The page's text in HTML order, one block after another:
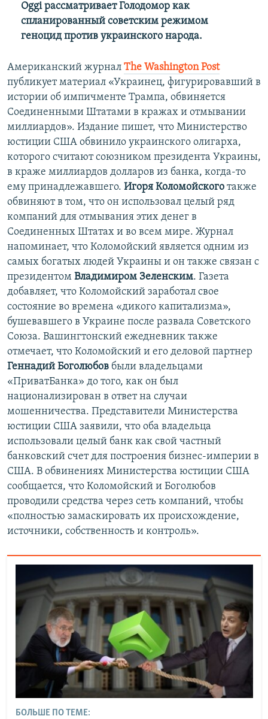
Oggi рассматривает Голодомор как
спланированный советским режимом
геноцид против украинского народа.
Американский журнал The Washington Post
публикует материал «Украинец, фигурировавший в
истории об импичменте Трампа, обвиняется
Соединенными Штатами в кражах и отмывании
миллиардов». Издание пишет, что Министерство
юстиции США обвинило украинского олигарха,
которого считают союзником президента Украины,
в краже миллиардов долларов из банка, когда-то
ему принадлежавшего. Игоря Коломойского также
обвиняют в том, что он использовал целый ряд
компаний для отмывания этих денег в
Соединенных Штатах и во всем мире. Журнал
напоминает, что Коломойский является одним из
самых богатых людей Украины и он также связан с
президентом Владимиром Зеленским. Газета
добавляет, что Коломойский заработал свое
состояние во времена «дикого капитализма»,
бушевавшего в Украине после развала Советского
Союза. Вашингтонский ежедневник также
отмечает, что Коломойский и его деловой партнер
Геннадий Боголюбов были владельцами
«ПриватБанка» до того, как он был
национализирован в ответ на случаи
мошенничества. Представители Министерства
юстиции США заявили, что оба владельца
использовали целый банк как свой частный
банковский счет для построения бизнес-империи в
США. В обвинениях Министерства юстиции США
сообщается, что Коломойский и Боголюбов
проводили средства через сеть компаний, чтобы
«полностью замаскировать их происхождение,
источники, собственность и контроль».
БОЛЬШЕ ПО ТЕМЕ: